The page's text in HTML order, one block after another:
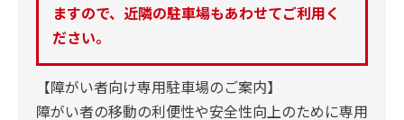
ますので、近隣の駐車場もあわせてご利用く
ださい。
【障がい者向け専用駐車場のご案内】
障がい者の移動の利便性や安全性向上のために専用